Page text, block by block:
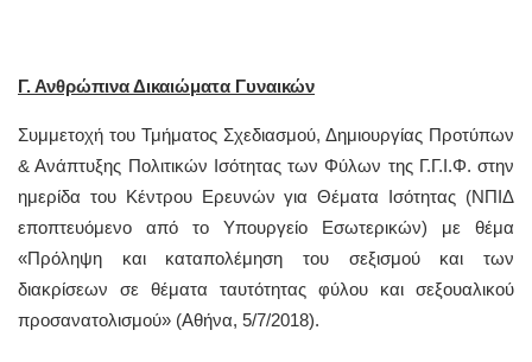
Γ. Ανθρώπινα Δικαιώματα Γυναικών
Συμμετοχή του Τμήματος Σχεδιασμού, Δημιουργίας Προτύπων
& Ανάπτυξης Πολιτικών Ισότητας των Φύλων της Γ.Γ.Ι.Φ. στην
ημερίδα του Κέντρου Ερευνών για Θέματα Ισότητας (ΝΠΙΔ
εποπτευόμενο από το Υπουργείο Εσωτερικών) με θέμα
«Πρόληψη και καταπολέμηση του σεξισμού και των
διακρίσεων σε θέματα ταυτότητας φύλου και σεξουαλικού
προσανατολισμού» (Αθήνα, 5/7/2018).